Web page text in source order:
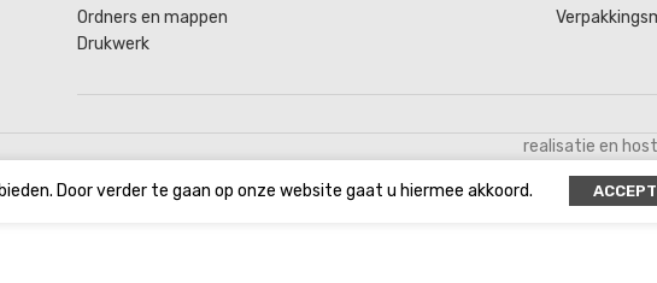
Ordners en mappen
Drukwerk
realisatie en
Door verder te gaan op onze website gaat u hiermee akkoord. ACCEPT